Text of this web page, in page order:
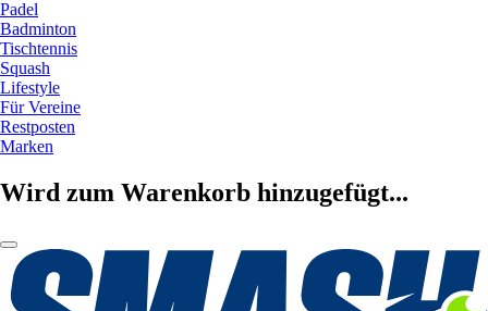
Padel
Badminton
Tischtennis
Squash
Lifestyle
Für Vereine
Restposten
Marken
Wird zum Warenkorb hinzugefügt...